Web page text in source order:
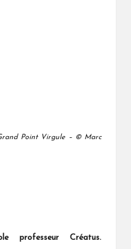
Point Virgule – © Marc
professeur Créatus.